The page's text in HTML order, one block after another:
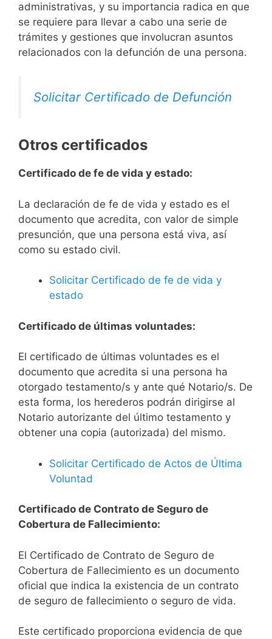
administrativas, y su importancia radica en que
se requiere para llevar a cabo una serie de
trámites y gestiones que involucran asuntos
relacionados con la defunción de una persona.
Solicitar Certificado de Defunción
Otros certificados
Certificado de fe de vida y estado:
La declaración de fe de vida y estado es el
documento que acredita, con valor de simple
presunción, que una persona está viva, así
como su estado civil.
Solicitar Certificado de fe de vida y
estado
Certificado de últimas voluntades:
El certificado de últimas voluntades es el
documento que acredita si una persona ha
otorgado testamento/s y ante qué Notario/s. De
esta forma, los herederos podrán dirigirse al
Notario autorizante del último testamento y
obtener una copia (autorizada) del mismo.
Solicitar Certificado de Actos de Última
Voluntad
Certificado de Contrato de Seguro de
Cobertura de Fallecimiento:
El Certificado de Contrato de Seguro de
Cobertura de Fallecimiento es un documento
oficial que indica la existencia de un contrato
de seguro de fallecimiento o seguro de vida.
Este certificado proporciona evidencia de que